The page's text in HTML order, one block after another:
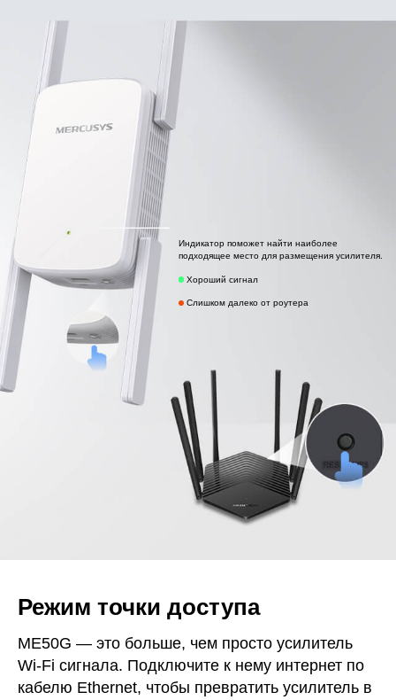
Индикатор поможет найти наиболее
подходящее место для размещения усилителя.
Хороший сигнал
Слишком далеко от роутера
Режим точки доступа
ME50G — это больше, чем просто усилитель
Wi-Fi сигнала. Подключите к нему интернет по
кабелю Ethernet, чтобы превратить усилитель в